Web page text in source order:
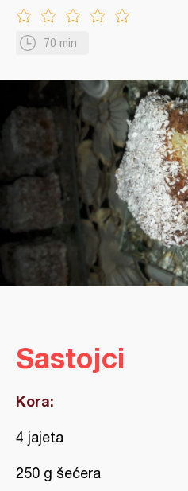
70 min
Sastojci
Kora:
4 jajeta
250 g šećera